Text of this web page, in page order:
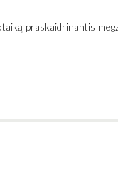
praskaidrinantis